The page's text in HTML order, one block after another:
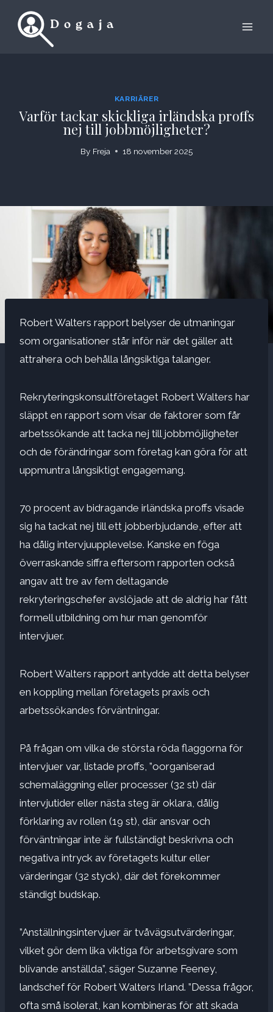
KARRIÄRER
Varför tackar skickliga irländska proffs
nej till jobbmöjligheter?
By Freja 18 november 2025
Robert Walters rapport belyser de utmaningar
som organisationer står inför när det gäller att
attrahera och behålla långsiktiga talanger.
Rekryteringskonsultföretaget Robert Walters har
släppt en rapport som visar de faktorer som får
arbetssökande att tacka nej till jobbmöjligheter
och de förändringar som företag kan göra för att
uppmuntra långsiktigt engagemang.
70 procent av bidragande irländska proffs visade
sig ha tackat nej till ett jobberbjudande, efter att
ha dålig intervjuupplevelse. Kanske en föga
överraskande siffra eftersom rapporten också
angav att tre av fem deltagande
rekryteringschefer avslöjade att de aldrig har fått
formell utbildning om hur man genomför
intervjuer.
Robert Walters rapport antydde att detta belyser
en koppling mellan företagets praxis och
arbetssökandes förväntningar.
På frågan om vilka de största röda flaggorna för
intervjuer var, listade proffs, ”oorganiserad
schemaläggning eller processer (32 st) där
intervjutider eller nästa steg är oklara, dålig
förklaring av rollen (19 st), där ansvar och
förväntningar inte är fullständigt beskrivna och
negativa intryck av företagets kultur eller
värderingar (32 styck), där det förekommer
ständigt budskap.
”Anställningsintervjuer är tvåvägsutvärderingar,
vilket gör dem lika viktiga för arbetsgivare som
blivande anställda”, säger Suzanne Feeney,
landschef för Robert Walters Irland. ”Dessa frågor,
ofta små isolerat, kan kombineras för att skada